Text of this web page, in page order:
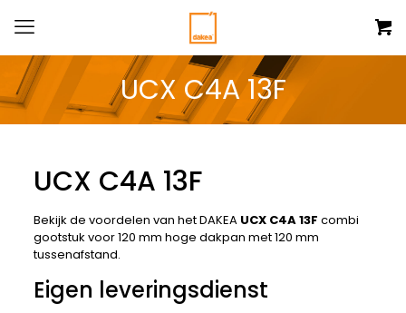
UCX C4A 13F
UCX C4A 13F
Bekijk de voordelen van het DAKEA UCX C4A 13F combi
gootstuk voor 120 mm hoge dakpan met 120 mm
tussenafstand.
Eigen leveringsdienst